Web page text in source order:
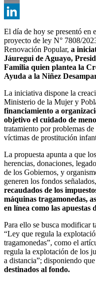
Email
LinkedIn
El día de hoy se presentó en
proyecto de ley N° 7808/
Renovación Popular, a
Jáuregui de Aguayo,
Familia quien plantea la
Ayuda a la Niñez
La iniciativa dispone la
Ministerio de la Mujer y
financiamiento a
objetivo el cuidado de
tratamiento por problemas
víctimas de prostitución
La propuesta apunta a que
herencias, donaciones,
de los Gobiernos, y
generen los fondos
recaudados de los
máquinas tragamonedas,
en línea como las apuestas
Para ello se busca modificar
“Ley que regula la
tragamonedas”, como el
regula la explotación de los
a distancia”; disponiendo que
destinados al fondo.